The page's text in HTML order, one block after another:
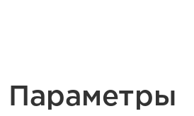
Параметры